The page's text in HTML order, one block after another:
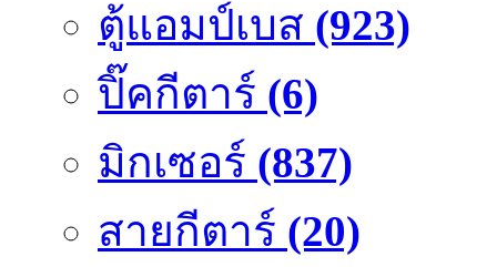
ตู้แอมป์เบส (923)
ปิ๊คกีตาร์ (6)
มิกเซอร์ (837)
สายกีตาร์ (20)